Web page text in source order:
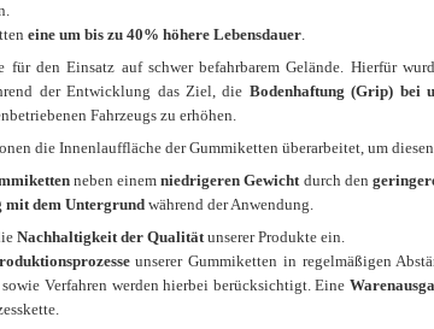
eine um bis zu 40% höhere Lebensdauer.
für den Einsatz auf schwer befahrbarem Gelände. Hierfür
der Entwicklung das Ziel, die Bodenhaftung (Grip) bei
Fahrzeugs zu erhöhen.
die Innenlauffläche der Gummiketten überarbeitet, um
neben einemniedrigeren Gewichtdurch den
mit dem Untergrundwährend der Anwendung.
Nachhaltigkeit der Qualitätunserer Produkte ein.
unserer Gummiketten in regelmäßigen
Verfahren werden hierbei berücksichtigt. Eine